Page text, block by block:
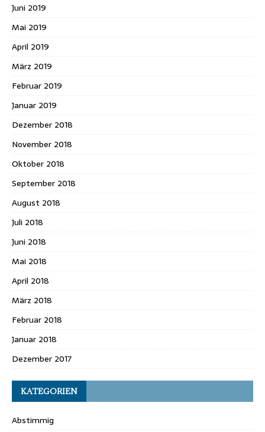
Juni 2019
Mai 2019
April 2019
März 2019
Februar 2019
Januar 2019
Dezember 2018
November 2018
Oktober 2018
September 2018
August 2018
Juli 2018
Juni 2018
Mai 2018
April 2018
März 2018
Februar 2018
Januar 2018
Dezember 2017
KATEGORIEN
Abstimmig